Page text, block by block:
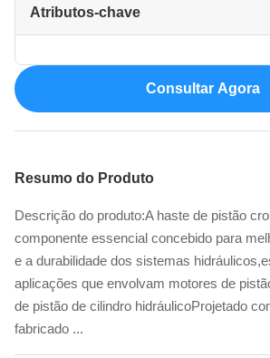
Atributos-chave
Consultar Agora
Resumo do Produto
Descrição do produto:A haste de pistão
componente essencial concebido para
e a durabilidade dos sistemas
aplicações que envolvam motores de
de pistão de cilindro hidráulicoProjetado
fabricado ...